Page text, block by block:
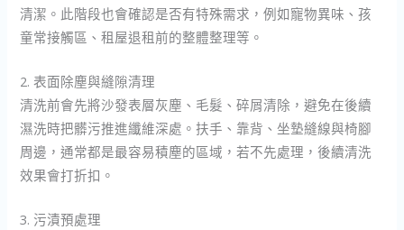
清潔。此階段也會確認是否有特殊需求，例如寵物異味、孩
童常接觸區、租屋退租前的整體整理等。
2. 表面除塵與縫隙清理
清洗前會先將沙發表層灰塵、毛髮、碎屑清除，避免在後續
濕洗時把髒污推進纖維深處。扶手、靠背、坐墊縫線與椅腳
周邊，通常都是最容易積塵的區域，若不先處理，後續清洗
效果會打折扣。
3. 污漬預處理